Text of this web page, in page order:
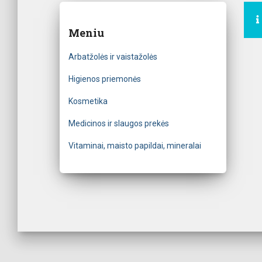
Meniu
Arbatžolės ir vaistažolės
Higienos priemonės
Kosmetika
Medicinos ir slaugos prekės
Vitaminai, maisto papildai, mineralai